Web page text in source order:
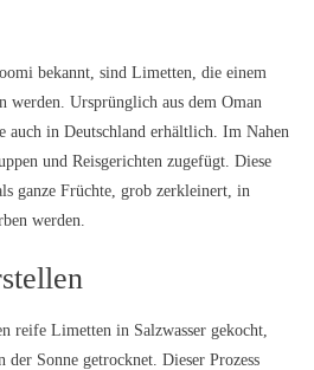
bekannt, sind Limetten, die einem
werden. Ursprünglich aus dem Oman
auch in Deutschland erhältlich. Im Nahen
und Reisgerichten zugefügt. Diese
ganze Früchte, grob zerkleinert, in
werden.
reife Limetten in Salzwasser gekocht,
Sonne getrocknet. Dieser Prozess